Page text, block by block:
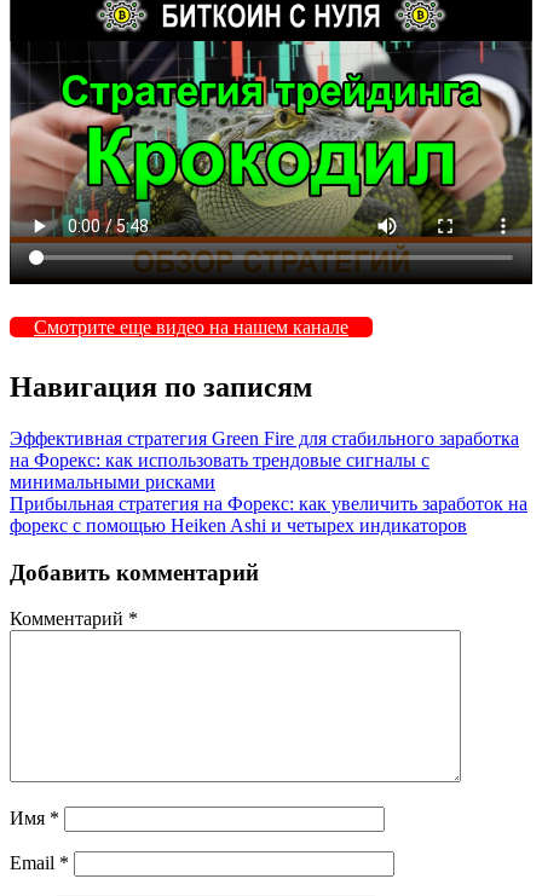
Смотрите еще видео на нашем канале
Навигация по записям
Эффективная стратегия Green Fire для стабильного заработка
на Форекс: как использовать трендовые сигналы с
минимальными рисками
Прибыльная стратегия на Форекс: как увеличить заработок на
форекс с помощью Heiken Ashi и четырех индикаторов
Добавить комментарий
Комментарий *
Имя *
Email *